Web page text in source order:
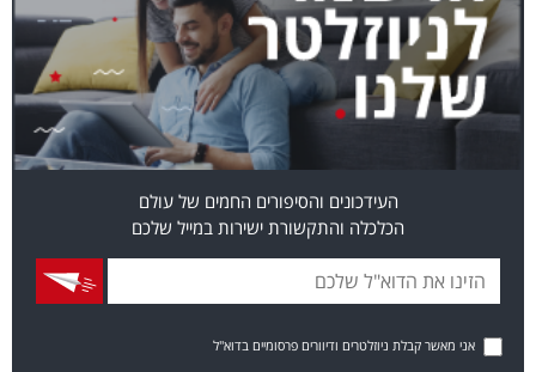
מייל
אדום
אחרינו:
העידכונים והסיפורים החמים של עולם
הכלכלה והתקשורת ישירות במייל שלכם
אני מאשר קבלת ניוזלטרים ודיוורים פרסומיים בדוא"ל